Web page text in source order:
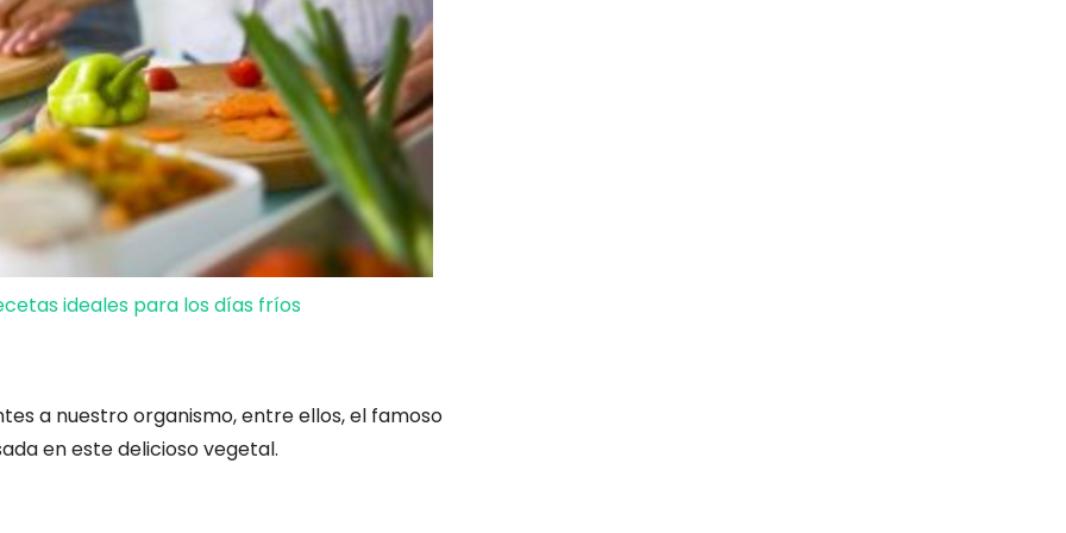
ideales para los días fríos
a nuestro organismo, entre ellos, el famoso
en este delicioso vegetal.